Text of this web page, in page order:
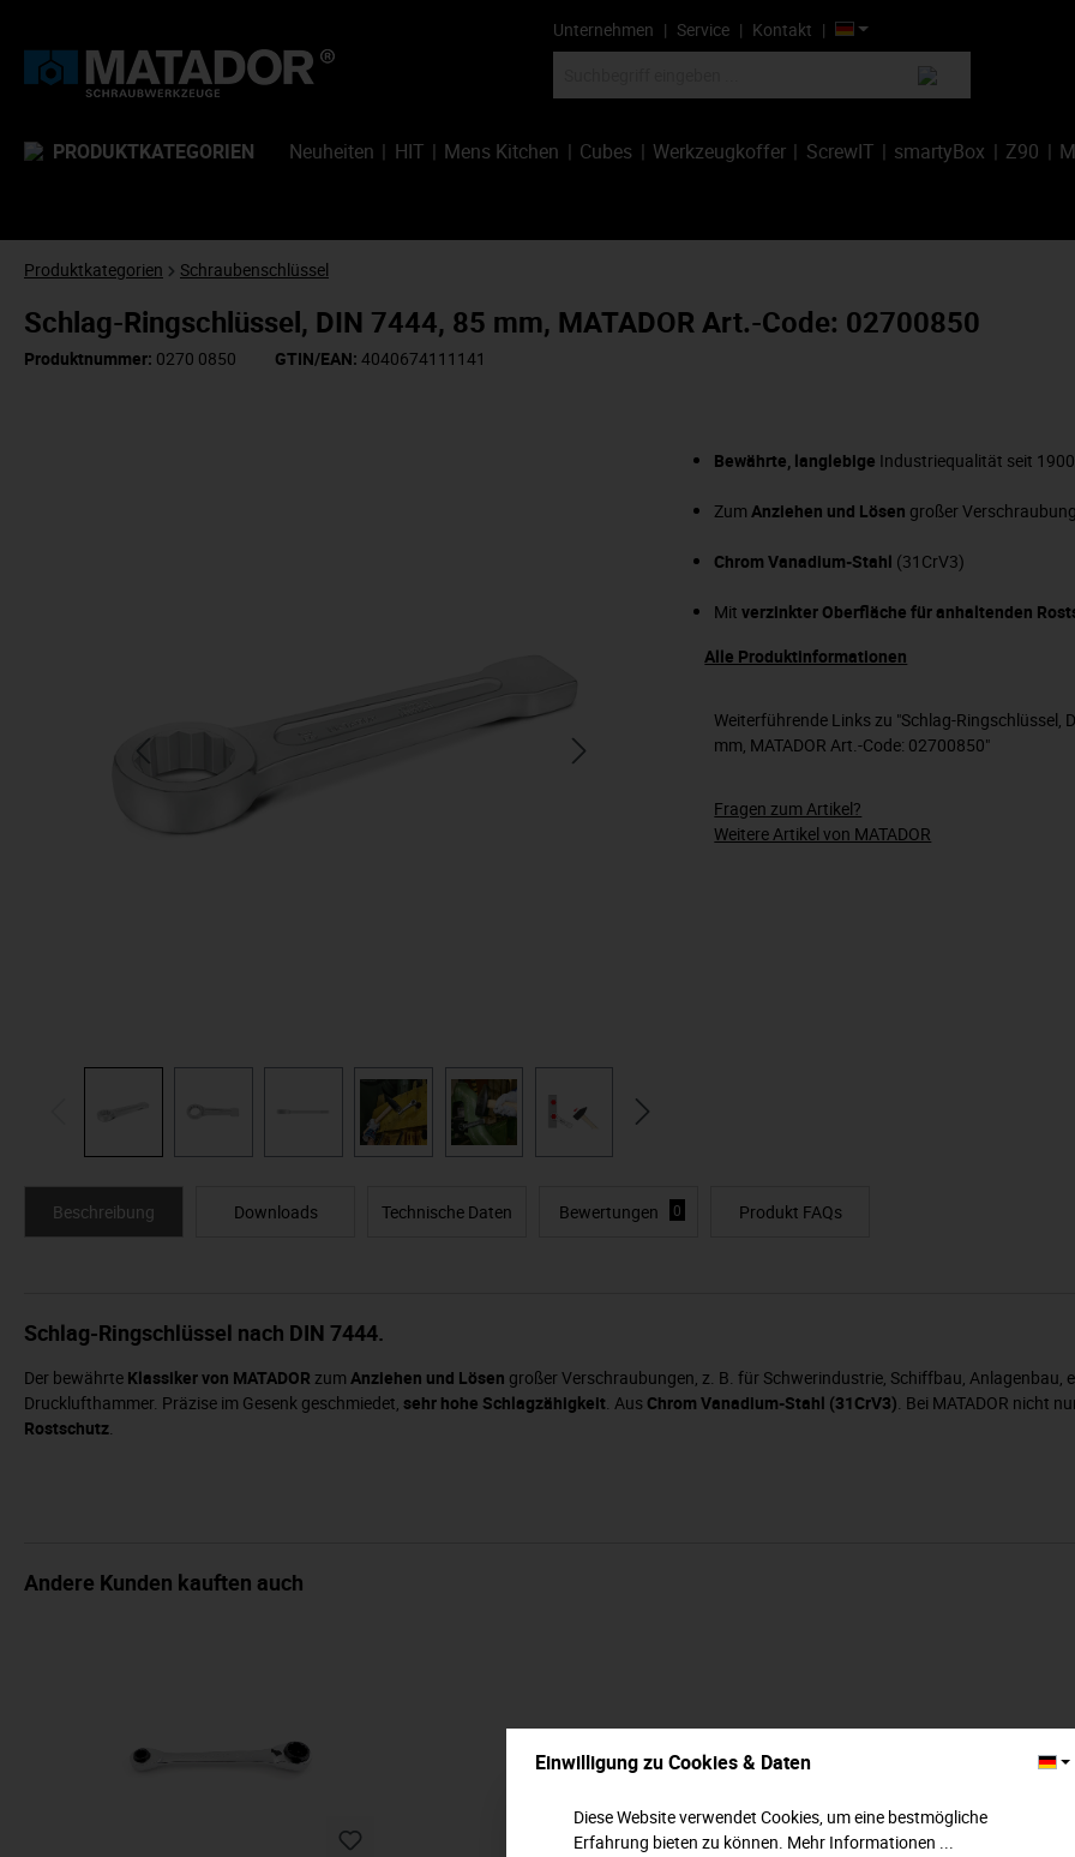
Unternehmen Service Kontakt
PRODUKTKATEGORIEN Neuheiten HIT Mens Kitchen Cubes Werkzeugkoffer ScrewIT smartyBox Z90
Produktkategorien Schraubenschlüssel
Schlag-Ringschlüssel, DIN 7444, 85 mm, MATADOR Art.-Code: 02700850
Produktnummer: 0270 0850 GTIN/EAN: 4040674111141
Bewährte, langlebige Industriequalität seit 1900
ZumAnziehen und Lösen großer
Chrom Vanadium-Stahl (31CrV3)
Mitverzinkter Oberfläche für anhaltenden
Alle Produktinformationen
Weiterführende Links zu "Schlag-Ringschlüssel,
mm, MATADOR Art.-Code: 02700850"
Fragen zum Artikel?
Weitere Artikel von MATADOR
Beschreibung Downloads Technische Daten Bewertungen 0 Produkt FAQs
Schlag-Ringschlüssel nach DIN 7444.
Der bewährte Klassiker von MATADOR zum Anziehen und Lösen großer Verschraubungen, z. B. für Schwerindustrie, Schiffbau,
Drucklufthammer. Präzise im Gesenk geschmiedet, sehr hohe Schlagzähigkeit. Aus Chrom Vanadium-Stahl (31CrV3). Bei MATADOR nicht
Rostschutz.
Andere Kunden kauften auch
Einwilligung zu Cookies & Daten
Diese Website verwendet Cookies, um eine bestmögliche
Erfahrung bieten zu können. Mehr Informationen ...